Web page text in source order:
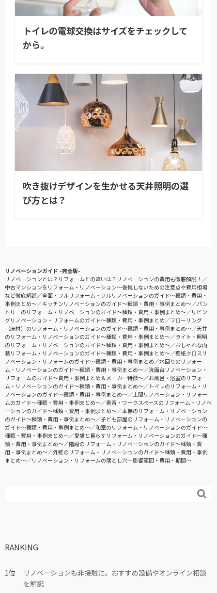
トイレの電球交換はサイズをチェックして
から。
吹き抜けデザインを生かせる天井照明の選
び方とは？
リノベーションガイド -完全版-
リノベーションとは？リフォームとの違いは？リノベーションの費用も徹底解説！
中古マンションをリフォーム・リノベーション〜後悔しないための注意点や費用相場
など徹底解説
全面・フルリフォーム・フルリノベーションのガイド〜種類・費用・
事例まとめ〜
キッチンリノベーションのガイド〜種類・費用・事例まとめ〜
パン
トリーのリフォーム・リノベーションのガイド〜種類・費用・事例まとめ〜
リビン
グリノベーション・リフォームのガイド〜種類・費用・事例まとめ
フローリング
（床材）のリフォーム・リノベーションのガイド〜種類・費用・事例まとめ〜
天井
のリフォーム・リノベーションのガイド〜種類・費用・事例まとめ〜
ライト・照明
のリフォーム・リノベーションのガイド〜種類・費用・事例まとめ〜
おしゃれな内
装リフォーム・リノベーションのガイド〜種類・費用・事例まとめ〜
壁紙クロスリ
ノベーション・リフォームのガイド〜種類・費用・事例まとめ
水回りのリフォー
ム・リノベーションのガイド〜種類・費用・事例まとめ〜
洗面台リノベーション・
リフォームのガイド〜費用・事例まとめ＆メーカー特徴〜
お風呂・浴室のリフォー
ム・リノベーションのガイド〜種類・費用・事例まとめ〜
トイレのリフォーム・リ
ノベーションのガイド〜種類・費用・事例まとめ〜
土間リノベーション・リフォー
ムのガイド〜種類・費用・事例まとめ〜
書斎・ワークスペースのリフォーム・リノベ
ーションのガイド〜種類・費用・事例まとめ〜
本棚のリフォーム・リノベーション
のガイド〜種類・費用・事例まとめ〜
子ども部屋のリフォーム・リノベーションの
ガイド〜種類・費用・事例まとめ〜
和室のリフォーム・リノベーションのガイド〜
種類・費用・事例まとめ〜
愛猫と暮らすリフォーム・リノベーションのガイド〜種
類・費用・事例まとめ〜
階段のリフォーム・リノベーションのガイド〜種類・費
用・事例まとめ〜
外壁のリフォーム・リノベーションのガイド〜種類・費用・事例
まとめ〜
リノベーション・リフォームの落とし穴～影響範囲・費用・期間～

RANKING
リノベーションも非接触に。おすすめ設備やオンライン相談
を解説